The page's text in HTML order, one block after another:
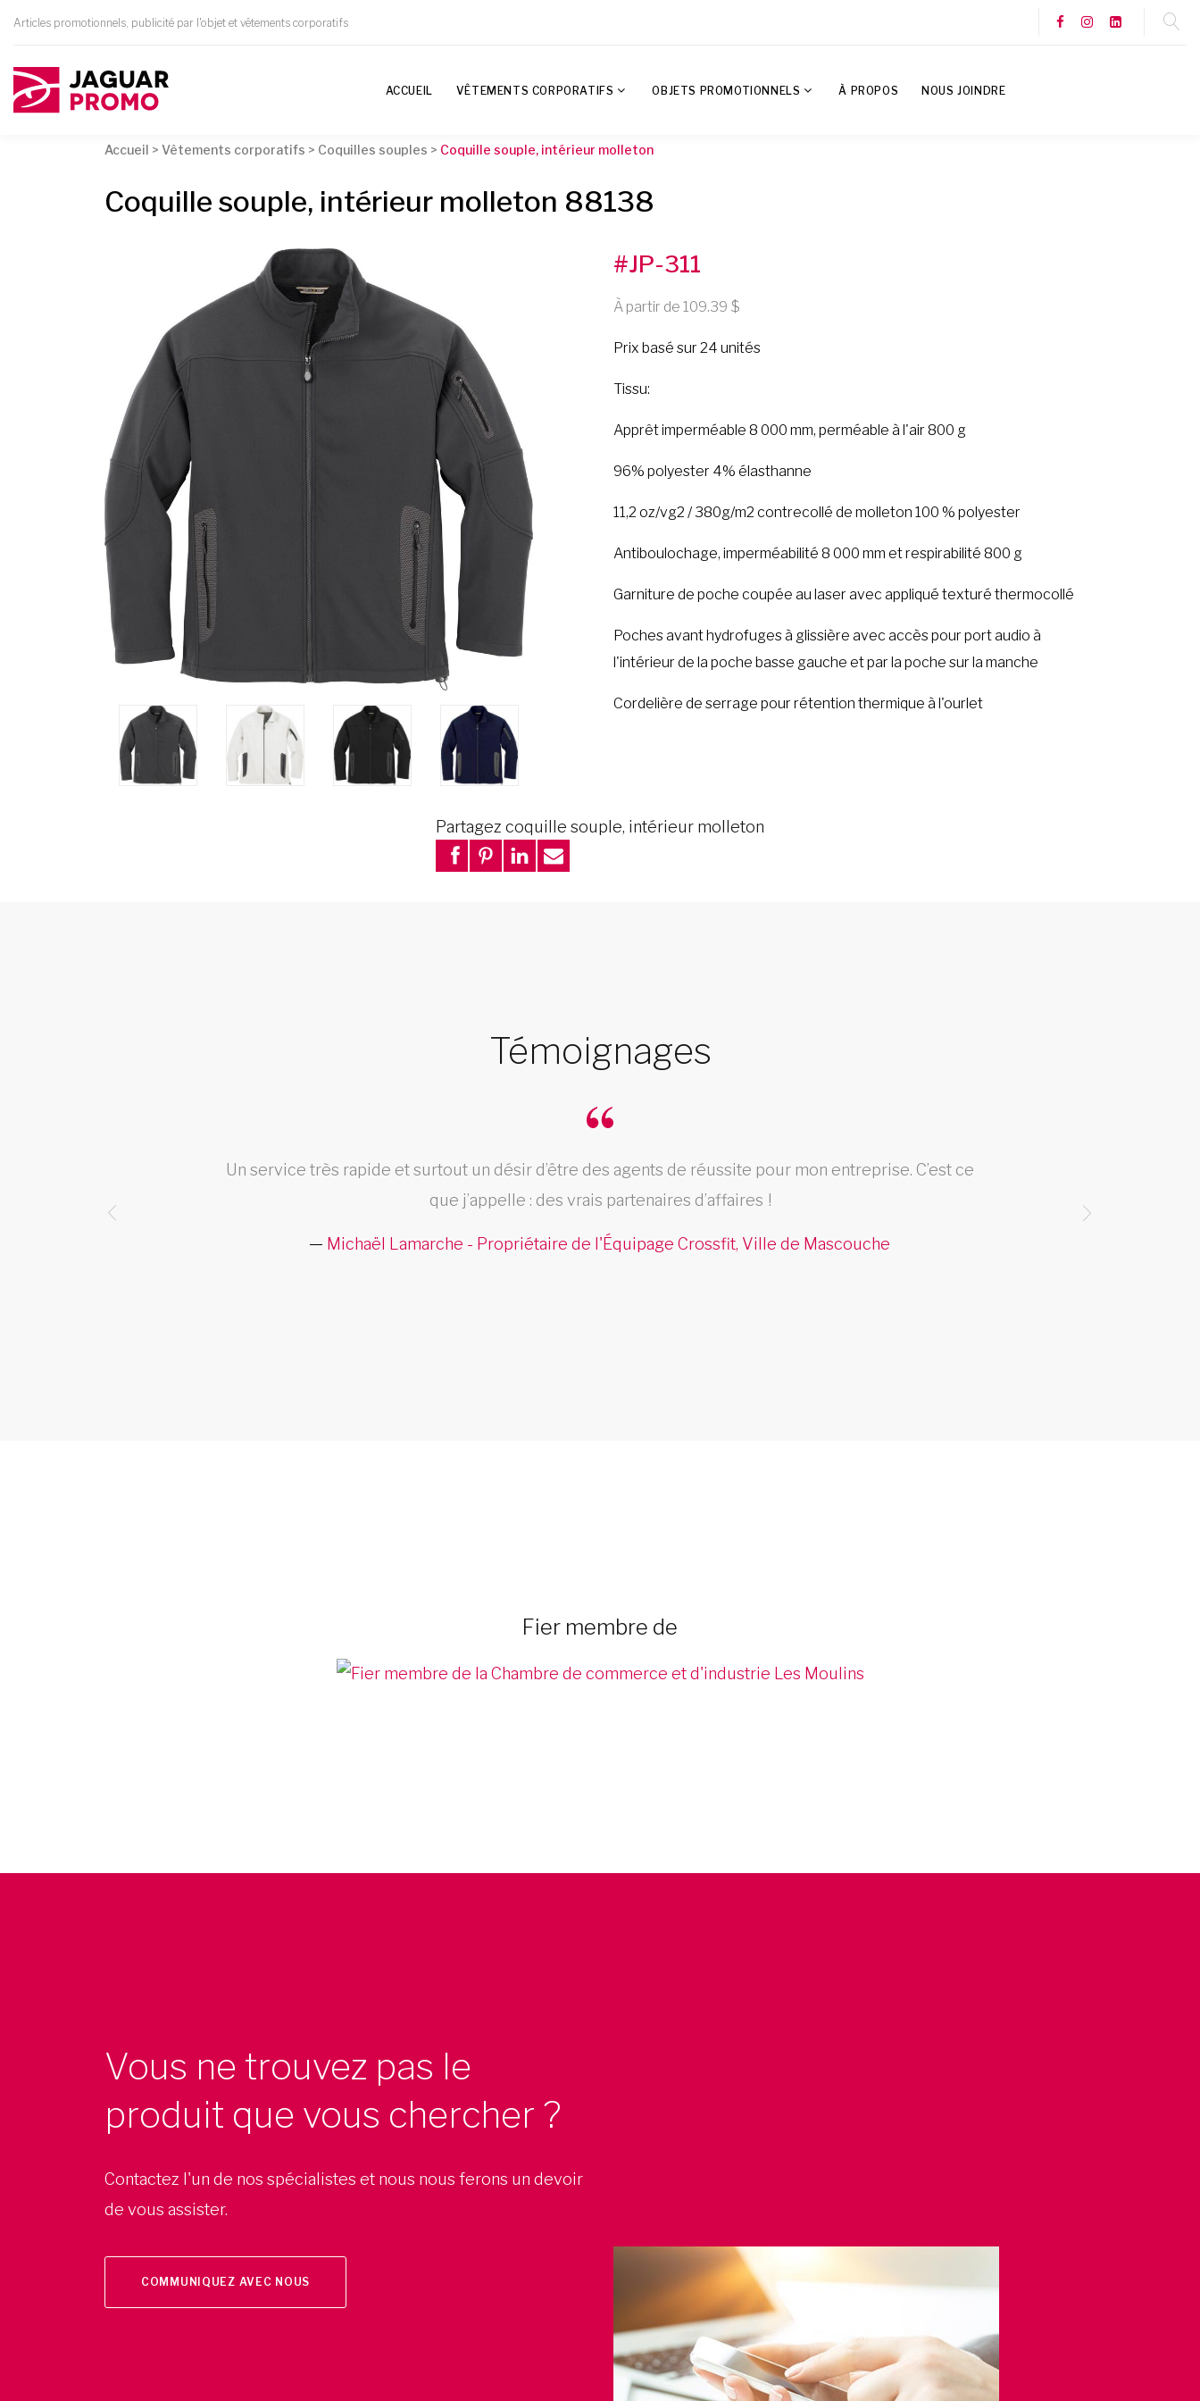
Articles promotionnels, publicité par l'objet et vêtements corporatifs
ACCUEIL VÊTEMENTS CORPORATIFS OBJETS PROMOTIONNELS À PROPOS NOUS JOINDRE
Accueil > Vêtements corporatifs > Coquilles souples > Coquille souple, intérieur molleton
Coquille souple, intérieur molleton 88138
#JP-311
À partir de 109.39
Prix basé sur 24 unités
Tissu:
Apprêt imperméable 8 000 mm, perméable à l'air 800 g
96% polyester 4% élasthanne
11,2 oz/vg2 / 380g/m2 contrecollé de molleton 100 % polyester
Antiboulochage, imperméabilité 8 000 mm et respirabilité 800 g
Garniture de poche coupée au laser avec appliqué texturé thermocollé
Poches avant hydrofuges à glissière avec accès pour port audio à
l'intérieur de la poche basse gauche et par la poche sur la manche
Cordelière de serrage pour rétention thermique à l'ourlet
Partagez coquille souple, intérieur molleton
Témoignages
Un service très rapide et surtout un désir d’être des agents de réussite pour mon entreprise. C’est ce
que j’appelle : des vrais partenaires d’affaires !
Michaël Lamarche - Propriétaire de l'Équipage Crossfit, Ville de Mascouche
Fier membre de
Vous ne trouvez pas le
produit que vous chercher ?
Contactez l'un de nos spécialistes et nous nous ferons un devoir
de vous assister.
COMMUNIQUEZ AVEC NOUS